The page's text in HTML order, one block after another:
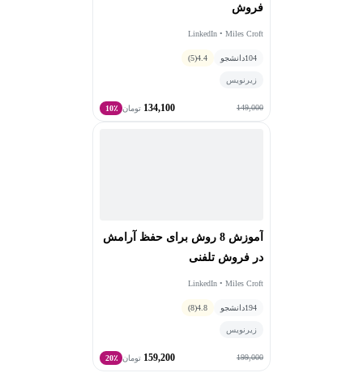
فروش
LinkedIn • Miles Croft
104دانشجو 4.4
(5)
زیرنویس
149,000
134,100 تومان 10٪
آموزش 8 روش برای حفظ آرامش
در فروش تلفنی
LinkedIn • Miles Croft
194دانشجو 4.8
(8)
زیرنویس
199,000
159,200 تومان 20٪